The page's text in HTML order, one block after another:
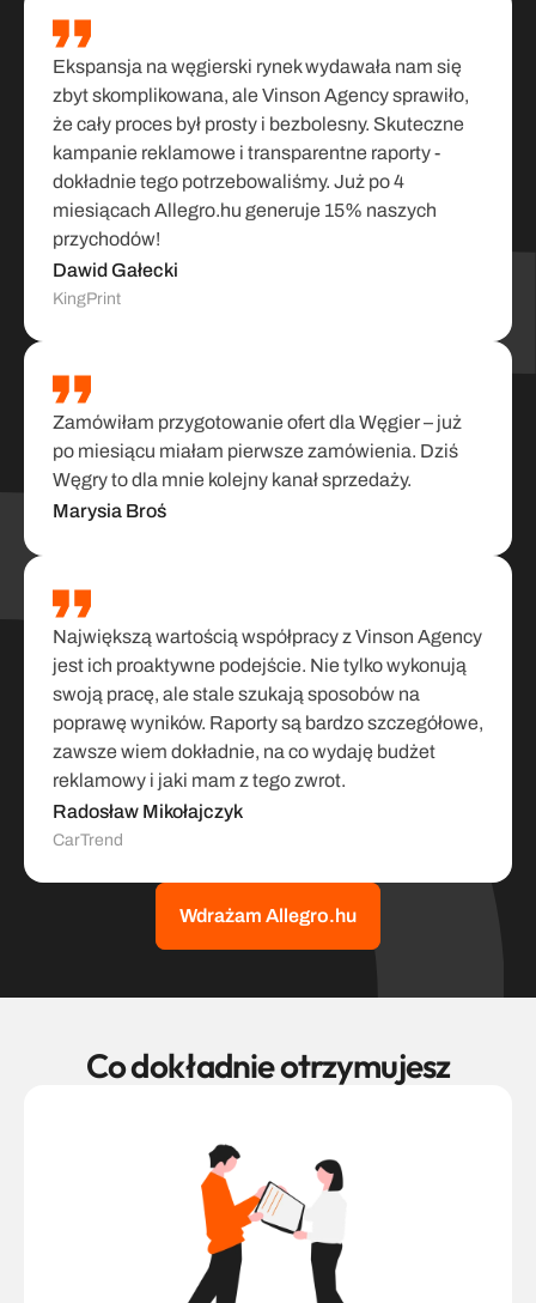
Ekspansja na węgierski rynek wydawała nam się
zbyt skomplikowana, ale Vinson Agency sprawiło,
że cały proces był prosty i bezbolesny. Skuteczne
kampanie reklamowe i transparentne raporty -
dokładnie tego potrzebowaliśmy. Już po 4
miesiącach Allegro.hu generuje 15% naszych
przychodów!
Dawid Gałecki
KingPrint
Zamówiłam przygotowanie ofert dla Węgier – już
po miesiącu miałam pierwsze zamówienia. Dziś
Węgry to dla mnie kolejny kanał sprzedaży.
Marysia Broś
Największą wartością współpracy z Vinson Agency
jest ich proaktywne podejście. Nie tylko wykonują
swoją pracę, ale stale szukają sposobów na
poprawę wyników. Raporty są bardzo szczegółowe,
zawsze wiem dokładnie, na co wydaję budżet
reklamowy i jaki mam z tego zwrot.
Radosław Mikołajczyk
CarTrend
Wdrażam Allegro.hu
Co dokładnie otrzymujesz